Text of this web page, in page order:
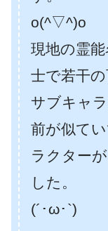
o(^▽^)o
現地の霊
士で若干の
サブキャ
前が似て
ラクター
した。
(´･ω･`)